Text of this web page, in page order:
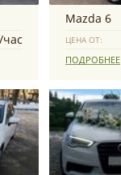
Mazda 6
ЦЕНА ОТ:
ПОДРОБНЕЕ